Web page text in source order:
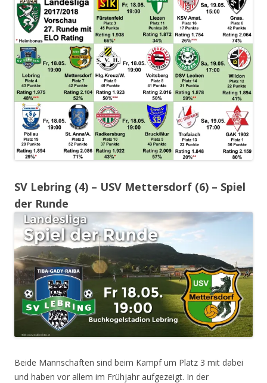
SV Lebring (4) – USV Mettersdorf (6) – Spiel
der Runde
Beide Mannschaften sind beim Kampf um Platz 3 mit dabei
und haben vor allem im Frühjahr aufgezeigt. In der